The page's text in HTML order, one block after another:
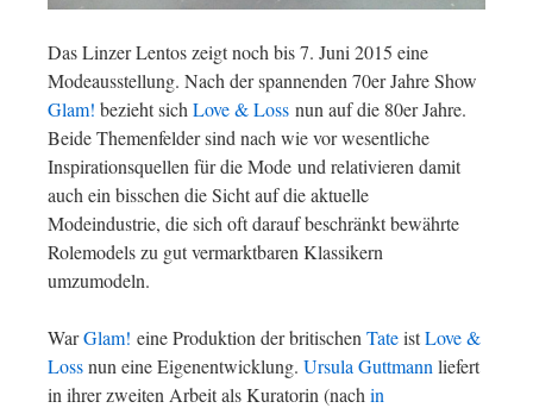
Das Linzer Lentos zeigt noch bis 7. Juni 2015 eine
Modeausstellung. Nach der spannenden 70er Jahre Show
Glam! bezieht sich Love & Loss nun auf die 80er Jahre.
Beide Themenfelder sind nach wie vor wesentliche
Inspirationsquellen für die Mode und relativieren damit
auch ein bisschen die Sicht auf die aktuelle
Modeindustrie, die sich oft darauf beschränkt bewährte
Rolemodels zu gut vermarktbaren Klassikern
umzumodeln.
WarGlam! eine Produktion der britischen TateistLove &
Lossnun eine Eigenentwicklung. Ursula Guttmann liefert
in ihrer zweiten Arbeit als Kuratorin (nach in